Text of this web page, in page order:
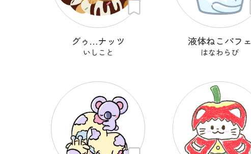
グゥ…ナッツ
いしこと
液体ねこパフェ
はなわらび